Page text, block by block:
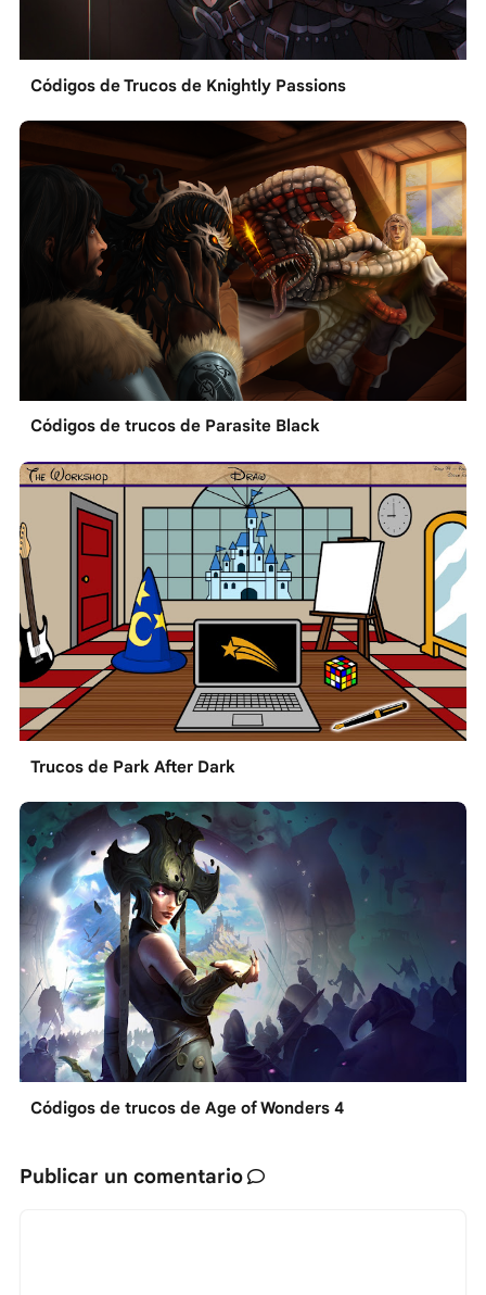
Códigos de Trucos de Knightly Passions
Códigos de trucos de Parasite Black
Trucos de Park After Dark
Códigos de trucos de Age of Wonders 4
Publicar un comentario